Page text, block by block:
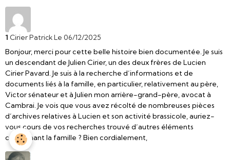
1 Cirier PatrickLe 06/12/2025
Bonjour, merci pour cette belle histoire bien documentée. Je suis
un descendant de Julien Cirier, un des deux frères de Lucien
Cirier Pavard. Je suis à la recherche d’informations et de
documents liés à la famille, en particulier, relativement au père,
Victor sénateur et à Julien mon arrière-grand-père, avocat à
Cambrai. Je vois que vous avez récolté de nombreuses pièces
d’archives relatives à Lucien et son activité brassicole, auriez-
vous cours de vos recherches trouvé d’autres éléments
concernant la famille ? Bien cordialement,